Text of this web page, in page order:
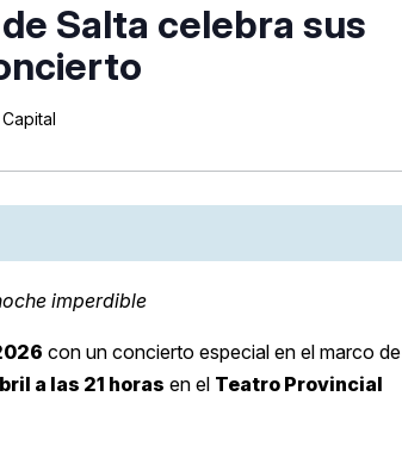
Salta celebra sus
Capital
imperdible
con un concierto especial en el marco de
a las 21 horas en el Teatro Provincial